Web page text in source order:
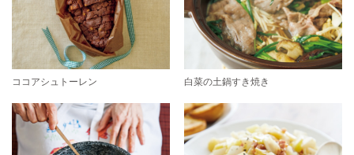
ココアシュトーレン 白菜の土鍋すき焼き